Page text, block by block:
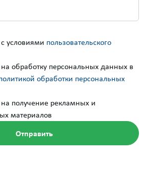
условиями пользовательского
на обработку персональных данных в
обработки персональных
на получение рекламных и
материалов